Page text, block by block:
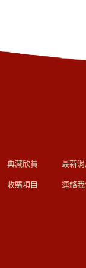
典藏欣賞
收購項目
最新
連絡